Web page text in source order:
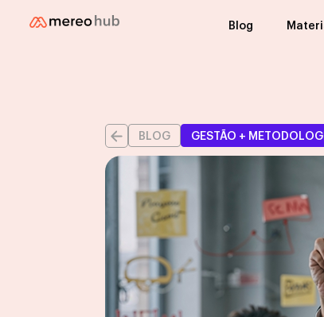
Blog
BLOG GESTÃO +